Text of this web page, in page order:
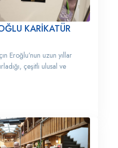
KARİKATÜR
Eroğlu’nun uzun yıllar
çeşitli ulusal ve